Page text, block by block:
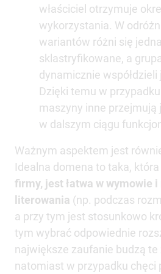
właściciel otrzymuje
wykorzystania. W
wariantów różni się
sklastryfikowane, a
dynamicznie współdzieli
Dzięki temu w
maszyny inne przejmują
w dalszym ciągu
Ważnym aspektem jest
Idealna domena to taka, która
firmy, jest łatwa w wymowie
literowania (np. podczas
a przy tym jest stosunkowo
tym wybrać odpowiednie
największe zaufanie budzą te
natomiast w przypadku chęci